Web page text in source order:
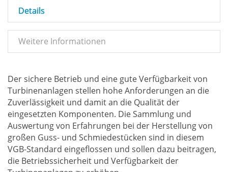
Details
Weitere Informationen
Der sichere Betrieb und eine gute Verfügbarkeit von
Turbinenanlagen stellen hohe Anforderungen an die
Zuverlässigkeit und damit an die Qualität der
eingesetzten Komponenten. Die Sammlung und
Auswertung von Erfahrungen bei der Herstellung von
großen Guss- und Schmiedestücken sind in diesem
VGB-Standard eingeflossen und sollen dazu beitragen,
die Betriebssicherheit und Verfügbarkeit der